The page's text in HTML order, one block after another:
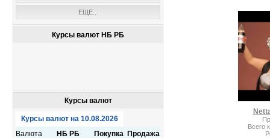
ЕЩЕ...
Курсы валют НБ РБ
Курсы валют
Всего